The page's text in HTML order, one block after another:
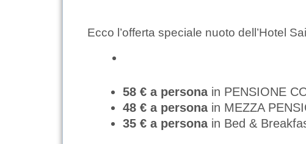
Ecco l’offerta speciale nuoto dell’Hotel
58 € a personain PENSIONE
48 € a personain MEZZA
35 € a personain Bed &